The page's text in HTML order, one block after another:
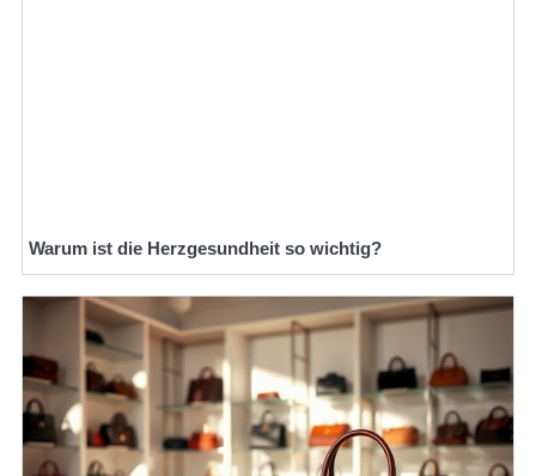
Warum ist die Herzgesundheit so wichtig?